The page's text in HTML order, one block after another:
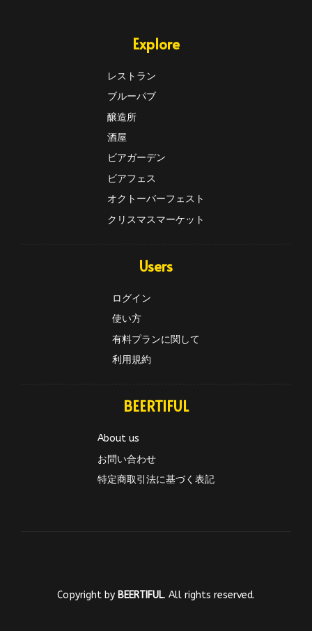
Explore
レストラン
ブルーパブ
醸造所
酒屋
ビアガーデン
ビアフェス
オクトーバーフェスト
クリスマスマーケット
Users
ログイン
使い方
有料プランに関して
利用規約
BEERTIFUL
About us
お問い合わせ
特定商取引法に基づく表記
Copyright by BEERTIFUL. All rights reserved.